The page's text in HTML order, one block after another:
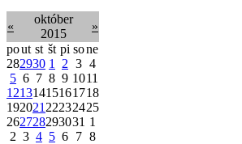
«
október
2015
»
pout st št pi sone
282930 1 2 3 4
5 6 7 8 9 1011
12131415161718
192021 22232425
262728293031 1
2 3 4 5 6 7 8